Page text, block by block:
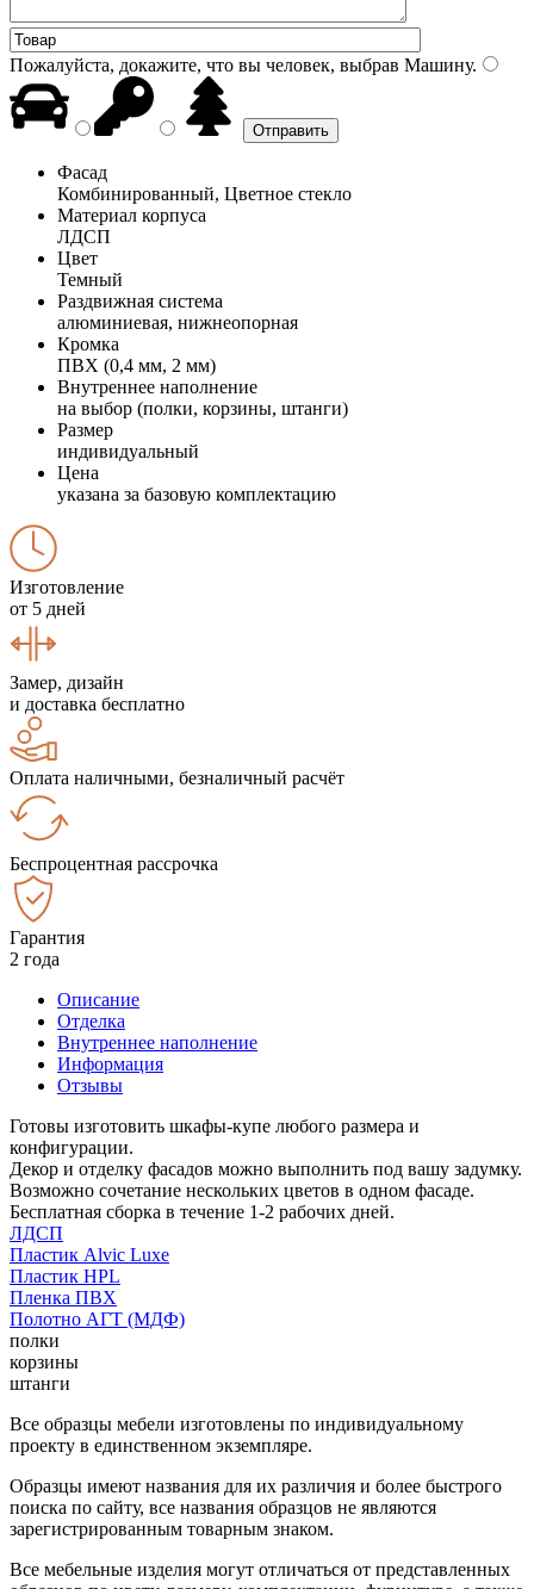
Пожалуйста, докажите, что вы человек, выбрав Машину.
Фасад
Комбинированный, Цветное стекло
Материал корпуса
ЛДСП
Цвет
Темный
Раздвижная система
алюминиевая, нижнеопорная
Кромка
ПВХ (0,4 мм, 2 мм)
Внутреннее наполнение
на выбор (полки, корзины, штанги)
Размер
индивидуальный
Цена
указана за базовую комплектацию
Изготовление
от 5 дней
Замер, дизайн
и доставка бесплатно
Оплата наличными, безналичный расчёт
Беспроцентная рассрочка
Гарантия
2 года
Описание
Отделка
Внутреннее наполнение
Информация
Отзывы
Готовы изготовить шкафы-купе любого размера и
конфигурации.
Декор и отделку фасадов можно выполнить под вашу задумку.
Возможно сочетание нескольких цветов в одном фасаде.
Бесплатная сборка в течение 1-2 рабочих дней.
ЛДСП
Пластик Alvic Luxe
Пластик HPL
Пленка ПВХ
Полотно АГТ (МДФ)
полки
корзины
штанги
Все образцы мебели изготовлены по индивидуальному
проекту в единственном экземпляре.
Образцы имеют названия для их различия и более быстрого
поиска по сайту, все названия образцов не являются
зарегистрированным товарным знаком.
Все мебельные изделия могут отличаться от представленных